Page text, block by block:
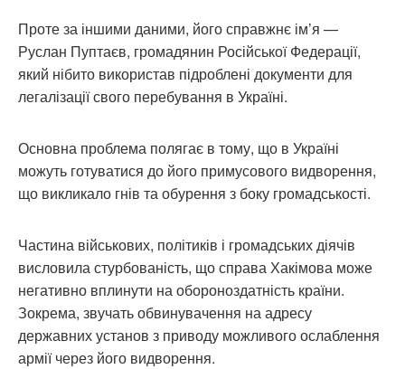
Проте за іншими даними, його справжнє ім’я —
Руслан Пуптаєв, громадянин Російської Федерації,
який нібито використав підроблені документи для
легалізації свого перебування в Україні.
Основна проблема полягає в тому, що в Україні
можуть готуватися до його примусового видворення,
що викликало гнів та обурення з боку громадськості.
Частина військових, політиків і громадських діячів
висловила стурбованість, що справа Хакімова може
негативно вплинути на обороноздатність країни.
Зокрема, звучать обвинувачення на адресу
державних установ з приводу можливого ослаблення
армії через його видворення.